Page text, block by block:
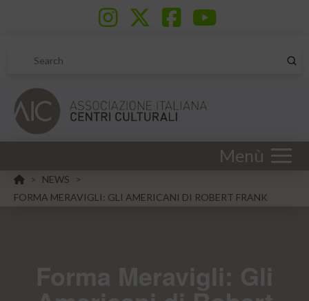
Search
Menù
HOME
> NEWS
>
FORMA MERAVIGLI: GLI AMERICANI DI ROBERT FRANK